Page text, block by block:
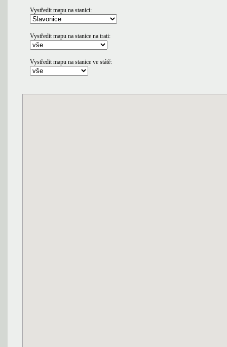
Vystředit mapu na stanici:
Vystředit mapu na stanice na trati:
Vystředit mapu na stanice ve státě: